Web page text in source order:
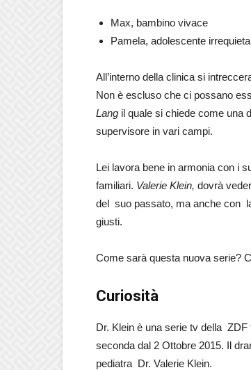
Max, bambino vivace
Pamela, adolescente irrequieta
All’interno della clinica si
Non è escluso che ci possano
Lang il quale si chiede come una
supervisore in vari campi.
Lei lavora bene in armonia con i
familiari. Valerie Klein, dovrà
del suo passato, ma anche con
giusti.
Come sarà questa nuova serie?
Curiosità
Dr. Klein è una serie tv della
seconda dal 2 Ottobre 2015. Il
pediatra Dr. Valerie Klein.